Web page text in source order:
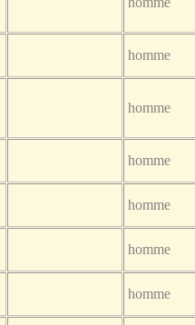
homme
homme
homme
homme
homme
homme